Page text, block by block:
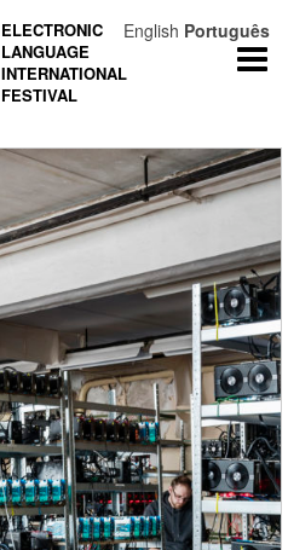
ELECTRONIC
LANGUAGE
INTERNATIONAL
FESTIVAL
English Português